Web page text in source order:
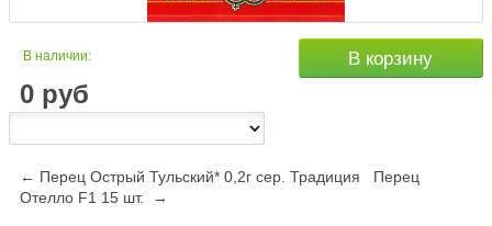
В наличии:
0 руб
В корзину
← Перец Острый Тульский* 0,2г сер. Традиция
Перец
Отелло F1 15 шт. →